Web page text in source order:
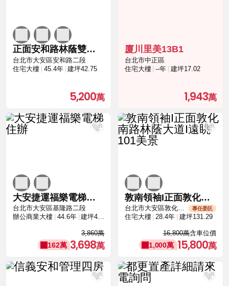
正面安和路林蔭雙拼低公設住辦可掛招牌
台北市大安區安和路二段
住宅大樓
45.4年 建坪42.75
5,200
廈川里美13B1
台北市中正區
住宅大樓
--年 建坪17.02
1,943
大安捷運福樂電梯住辦
台北市大安區基隆路二段
辦公商業大樓
44.6年 建坪45.51
3,860萬
162萬 3,698
敦南領袖I正面敦化南路林蔭大道I遠眺101美景
台北市大安區敦化南路一段 專任委託
住宅大樓 28.4年 建坪131.29
16,800萬含車位價
1,000萬 15,800